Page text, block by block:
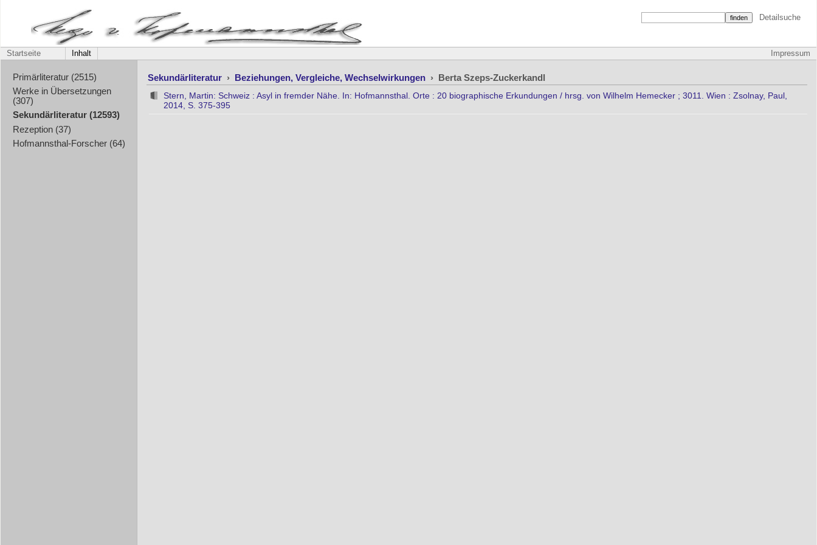
Detailsuche
Impressum
Startseite Inhalt
Primärliteratur (2515)
Werke in Übersetzungen
(307)
Sekundärliteratur (12593)
Rezeption (37)
Hofmannsthal-Forscher (64)
Sekundärliteratur › Beziehungen, Vergleiche, Wechselwirkungen › Berta Szeps-Zuckerkandl
Stern, Martin: Schweiz : Asyl in fremder Nähe. In: Hofmannsthal. Orte : 20 biographische Erkundungen / hrsg. von Wilhelm Hemecker ; 3011. Wien : Zsolnay, Paul,
2014, S. 375-395